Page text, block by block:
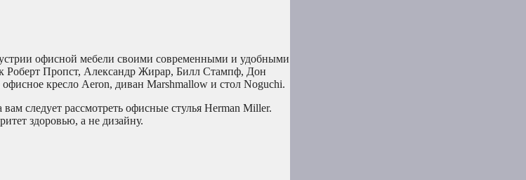
офисной мебели своими современными и удобными
Роберт Пропст, Александр Жирар, Билл Стампф, Дон
кресло Aeron, диван Marshmallow и стол Noguchi.
следует рассмотреть офисные стулья Herman Miller.
здоровью, а не дизайну.